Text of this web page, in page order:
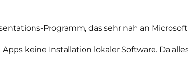
Programm, das sehr nah an
keine Installation lokaler Software. Da